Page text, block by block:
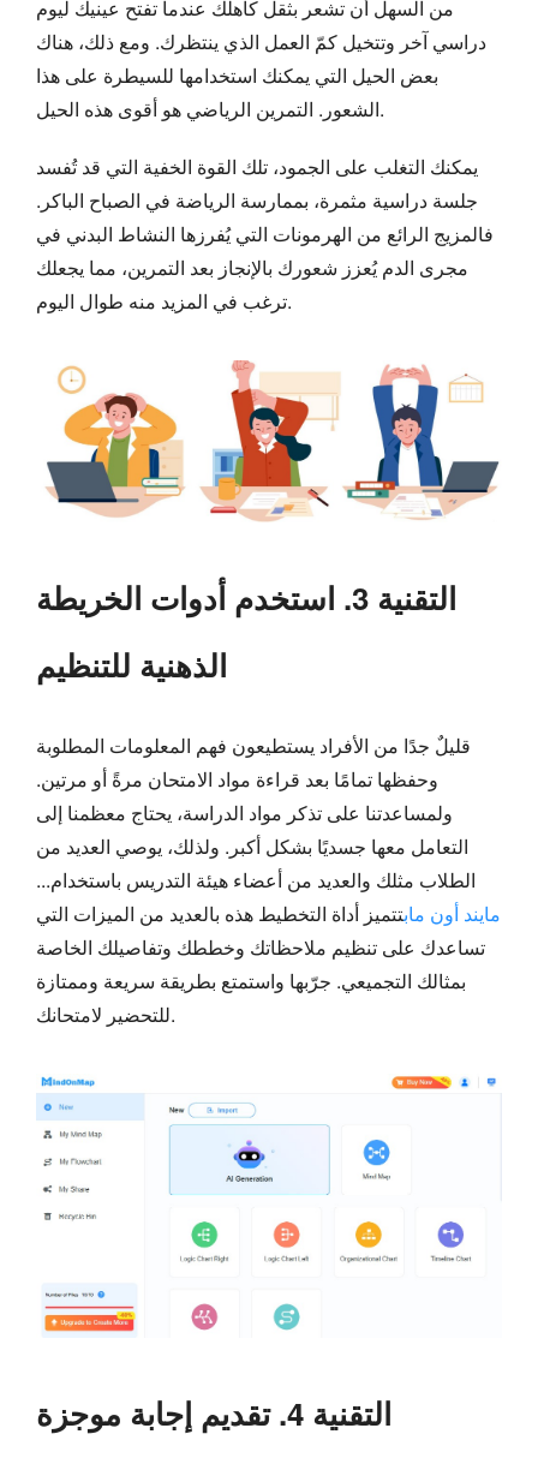
من السهل أن تشعر بثقل كاهلك عندما تفتح عينيك ليوم
دراسي آخر وتتخيل كمّ العمل الذي ينتظرك. ومع ذلك، هناك
بعض الحيل التي يمكنك استخدامها للسيطرة على هذا
الشعور. التمرين الرياضي هو أقوى هذه الحيل.
يمكنك التغلب على الجمود، تلك القوة الخفية التي قد تُفسد
جلسة دراسية مثمرة، بممارسة الرياضة في الصباح الباكر.
فالمزيج الرائع من الهرمونات التي يُفرزها النشاط البدني في
مجرى الدم يُعزز شعورك بالإنجاز بعد التمرين، مما يجعلك
ترغب في المزيد منه طوال اليوم.
التقنية 3. استخدم أدوات الخريطة
الذهنية للتنظيم
قليلٌ جدًا من الأفراد يستطيعون فهم المعلومات المطلوبة
وحفظها تمامًا بعد قراءة مواد الامتحان مرةً أو مرتين.
ولمساعدتنا على تذكر مواد الدراسة، يحتاج معظمنا إلى
التعامل معها جسديًا بشكل أكبر. ولذلك، يوصي العديد من
الطلاب مثلك والعديد من أعضاء هيئة التدريس باستخدام...
مايند أون مابتتميز أداة التخطيط هذه بالعديد من الميزات التي
تساعدك على تنظيم ملاحظاتك وخططك وتفاصيلك الخاصة
بمثالك التجميعي. جرّبها واستمتع بطريقة سريعة وممتازة
للتحضير لامتحانك.
التقنية 4. تقديم إجابة موجزة